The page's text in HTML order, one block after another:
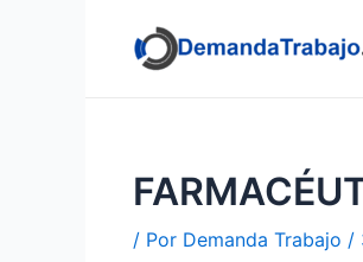
/ Por Demanda Trabajo /